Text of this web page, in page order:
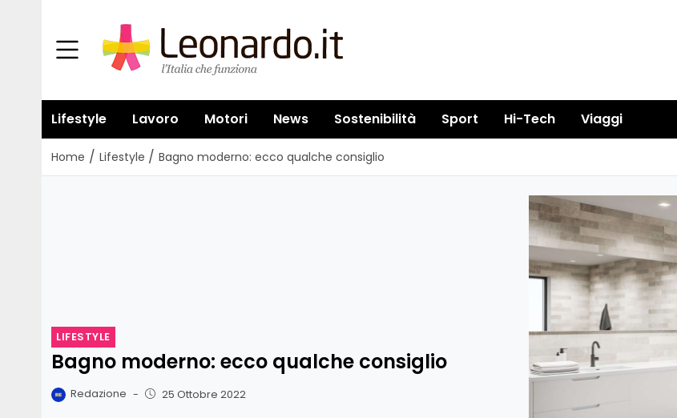
Lifestyle Lavoro Motori News Sostenibilità Sport Hi-Tech Viaggi
Home / Lifestyle / Bagno moderno: ecco qualche consiglio
LIFESTYLE
Bagno moderno: ecco qualche consiglio
Redazione - 25 Ottobre 2022